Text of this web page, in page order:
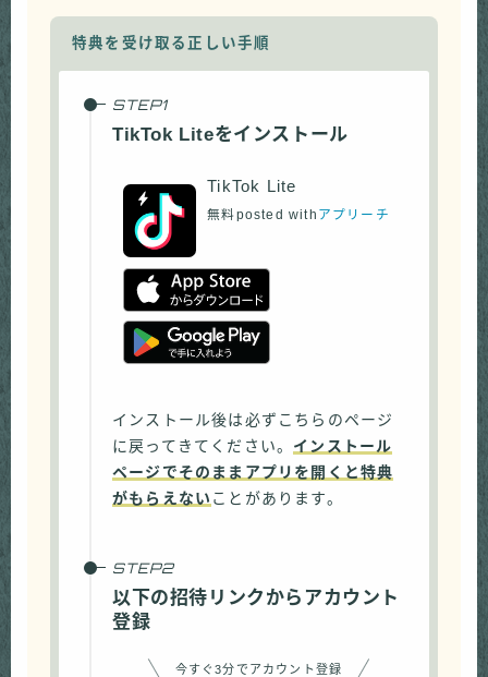
特典を受け取る正しい手順
TikTok Liteをインストール
TikTok Lite
無料posted with アプリーチ
インストール後は必ずこちらのページ
に戻ってきてください。 インストール
ページでそのままアプリを開くと特典
がもらえない ことがあります。
以下の招待リンクからアカウント
登録
今すぐ3分でアカウント登録